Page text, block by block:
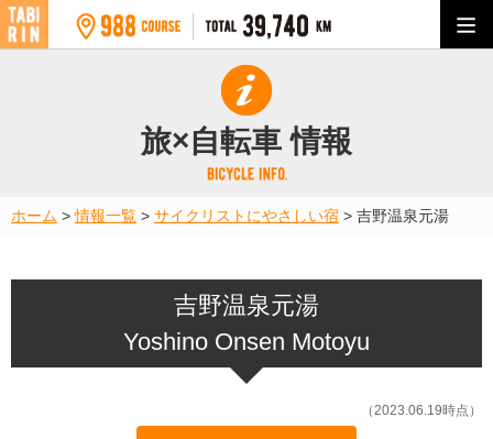
旅×自転車 情報
ホーム >情報一覧 > サイクリストにやさしい宿 > 吉野温泉元湯
吉野温泉元湯
Yoshino Onsen Motoyu
（2023.06.19時点）